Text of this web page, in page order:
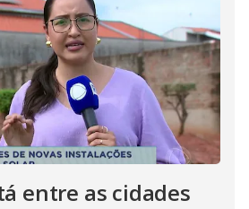
entre as cidades